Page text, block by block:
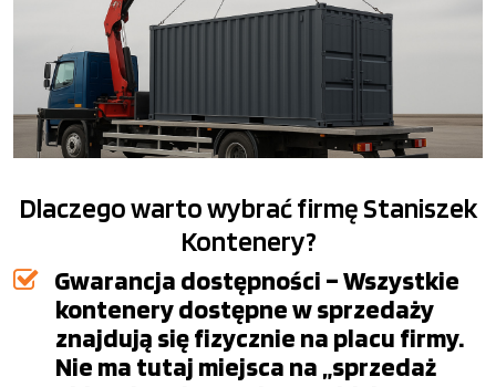
Dlaczego warto wybrać firmę Staniszek
Kontenery?
Gwarancja dostępności – Wszystkie
kontenery dostępne w sprzedaży
znajdują się fizycznie na placu firmy.
Nie ma tutaj miejsca na „sprzedaż